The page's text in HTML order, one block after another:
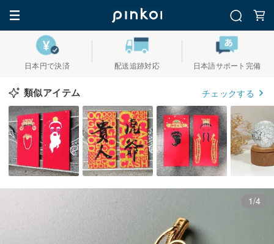
日本円で決済 配送追跡対応 日本語サポート完備
類似アイテム チェックする
1/4